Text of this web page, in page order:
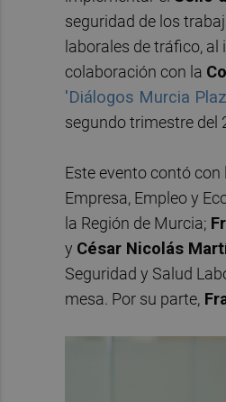
seguridad de los
laborales de tráfico,
colaboración con la
'Diálogos Murcia
segundo trimestre del
Este evento contó
Empresa, Empleo y
la Región de Murcia;
y César Nicolás
Seguridad y Salud
mesa. Por su parte,